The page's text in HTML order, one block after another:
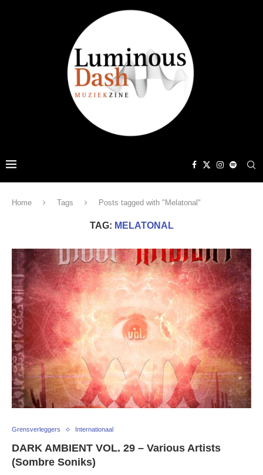
Home Tags Posts tagged with "Melatonal"
TAG: MELATONAL
Grensverleggers Internationaal
DARK AMBIENT VOL. 29 – Various Artists
(Sombre Soniks)